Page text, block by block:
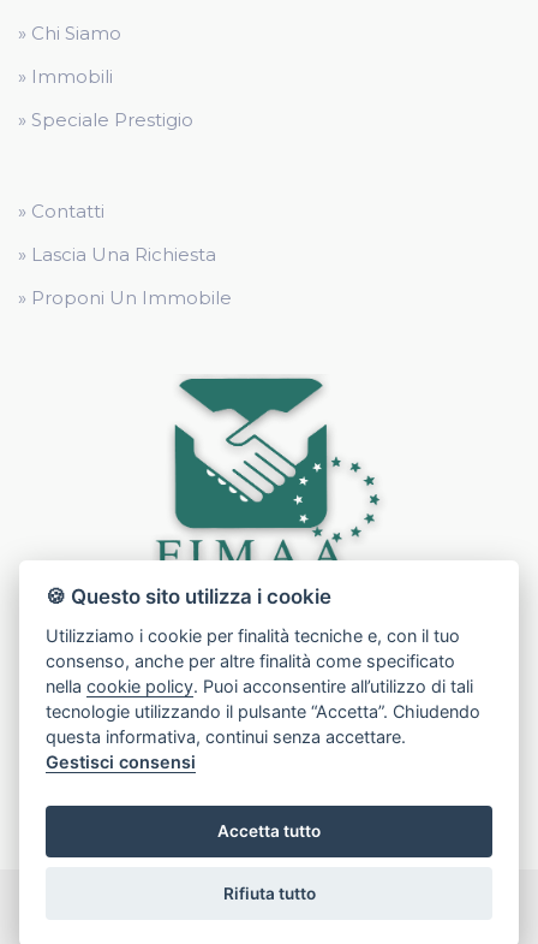
» Chi Siamo
» Immobili
» Speciale Prestigio
» Contatti
» Lascia Una Richiesta
» Proponi Un Immobile
© 2026 | Union Media | All Rights Reserved | PI 010 842 100 85 |
🍪 Questo sito utilizza i cookie
Utilizziamo i cookie per finalità tecniche e, con il tuo
consenso, anche per altre finalità come specificato
nellacookie policy. Puoi acconsentire all’utilizzo di tali
tecnologie utilizzando il pulsante “Accetta”. Chiudendo
questa informativa, continui senza accettare.
Gestisci consensi
Accetta tutto
Rifiuta tutto